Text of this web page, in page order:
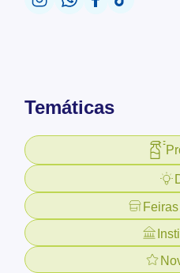
Temáticas